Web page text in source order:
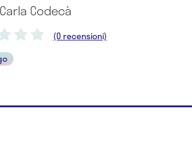
Codecà
(0 recensioni)